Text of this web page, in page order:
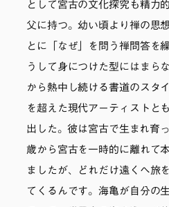
として宮古の文化探究も精力
父に持つ。幼い頃より禅の思
とに「なぜ」を問う禅問答を
うして身につけた型にはまら
から熱中し続ける書道のスタ
を超えた現代アーティストと
出した。彼は宮古で生まれ育
歳から宮古を一時的に離れて
ましたが、どれだけ遠くへ旅
てくるんです。海亀が自分の